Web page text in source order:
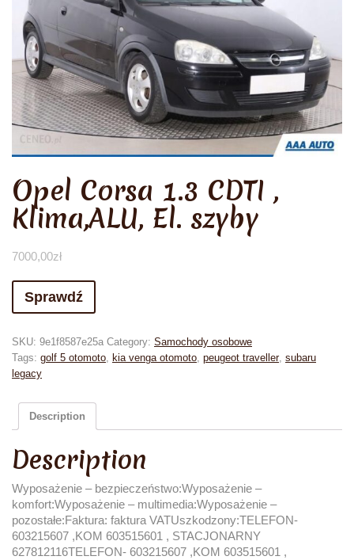
Opel Corsa 1.3 CDTI ,
Klima,ALU, El. szyby
7000,00zł
Sprawdź
SKU: 9e1f8587e25a Category: Samochody osobowe
Tags: golf 5 otomoto, kia venga otomoto, peugeot traveller, subaru
legacy
Description
Description
Wyposażenie – bezpieczeństwo:Wyposażenie –
komfort:Wyposażenie – multimedia:Wyposażenie –
pozostałe:Faktura: faktura VATUszkodzony:TELEFON-
603215607 ,KOM 603515601 , STACJONARNY
627812116TELEFON- 603215607 ,KOM 603515601 ,